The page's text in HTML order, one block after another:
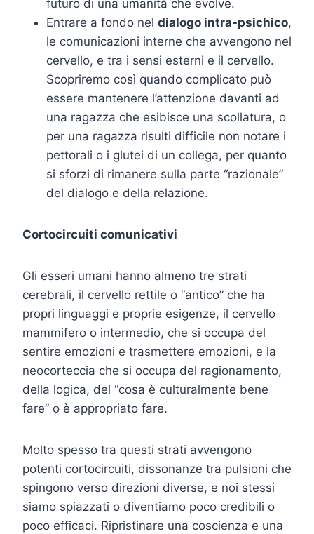
futuro di una umanità che evolve.
Entrare a fondo nel dialogo intra-psichico,
le comunicazioni interne che avvengono nel
cervello, e tra i sensi esterni e il cervello.
Scopriremo così quando complicato può
essere mantenere l’attenzione davanti ad
una ragazza che esibisce una scollatura, o
per una ragazza risulti difficile non notare i
pettorali o i glutei di un collega, per quanto
si sforzi di rimanere sulla parte “razionale”
del dialogo e della relazione.
Cortocircuiti comunicativi
Gli esseri umani hanno almeno tre strati
cerebrali, il cervello rettile o “antico” che ha
propri linguaggi e proprie esigenze, il cervello
mammifero o intermedio, che si occupa del
sentire emozioni e trasmettere emozioni, e la
neocorteccia che si occupa del ragionamento,
della logica, del “cosa è culturalmente bene
fare” o è appropriato fare.
Molto spesso tra questi strati avvengono
potenti cortocircuiti, dissonanze tra pulsioni che
spingono verso direzioni diverse, e noi stessi
siamo spiazzati o diventiamo poco credibili o
poco efficaci. Ripristinare una coscienza e una